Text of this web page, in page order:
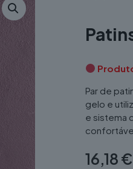
Par de
gelo e
e sistema
16,18€